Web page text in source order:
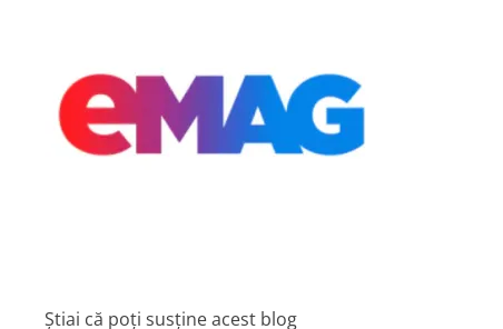
Știai că poți susține acest blog